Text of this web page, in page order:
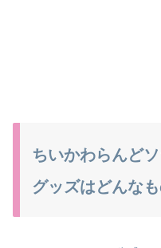
ちいかわらんど
グッズはどんなも